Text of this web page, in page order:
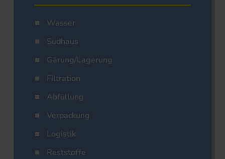
Wasser
Sudhaus
Gärung/Lagerung
Filtration
Abfüllung
Verpackung
Logistik
Reststoffe